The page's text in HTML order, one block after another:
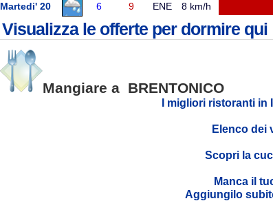
Martedi' 20
6 9 ENE 8 km/h
Visualizza le offerte per dormire qui
Mangiare a BRENTONICO
I migliori ristoranti in
Elenco dei
Scopri la
Manca il
Aggiungilo